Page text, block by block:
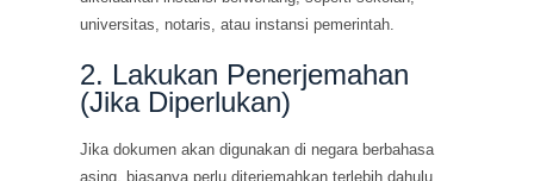
universitas, notaris, atau instansi pemerintah.
2. Lakukan Penerjemahan
(Jika Diperlukan)
Jika dokumen akan digunakan di negara berbahasa
asing, biasanya perlu diterjemahkan terlebih dahulu